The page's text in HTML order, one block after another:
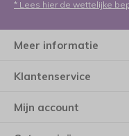
* Lees hier de wettelijke
Meer informatie
Klantenservice
Mijn account